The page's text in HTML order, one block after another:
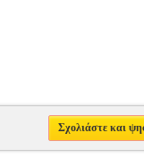
Σχολιάστε και